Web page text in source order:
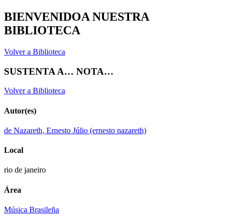
BIENVENIDOA NUESTRA
BIBLIOTECA
Volver a Biblioteca
SUSTENTA A… NOTA…
Volver a Biblioteca
Autor(es)
de Nazareth, Ernesto Júlio (ernesto nazareth)
Local
rio de janeiro
Área
Música Brasileña